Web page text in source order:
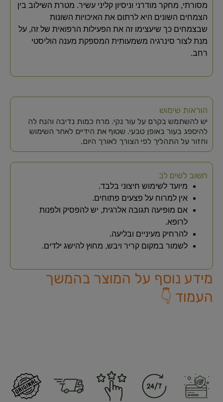
מסורתי, מחקר מודרני וניסיון קליני עשיר. מטרת השילוב בין
הצמחים השונים היא לרתום את האיכויות השונות
שבצמחים כך שיעצימו זה את הפעילות הרפואית של זה, על
מנת לצור סינרגיה משמעותית המספקת מענה הוליסטי
רחב.
הוראות שימוש
יש להשתמש בקרם על עור נקי. מרח כמות נדיבה והנח לה
להיספג בעור באופן טבעי. שטוף את הידיים לאחר השימוש
וחזור על התהליך לפי הצורך לאורך היום.
חשוב לשים לב
מיועד לשימוש חיצוני בלבד.
אין למרוח על פצעים פתוחים.
אם מופיעה תגובה אלרגית, יש להפסיק ולפנות
לרופא.
להרחיק מעיניים ובליעה.
לשמור במקום קריר ויבש, מחוץ להישג ילדים.
מידע נוסף על המוצר בהמשך
העמוד 👇